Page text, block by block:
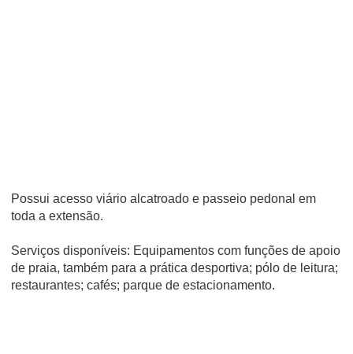
Possui acesso viário alcatroado e passeio pedonal em
toda a extensão.
Serviços disponíveis: Equipamentos com funções de apoio
de praia, também para a prática desportiva; pólo de leitura;
restaurantes; cafés; parque de estacionamento.